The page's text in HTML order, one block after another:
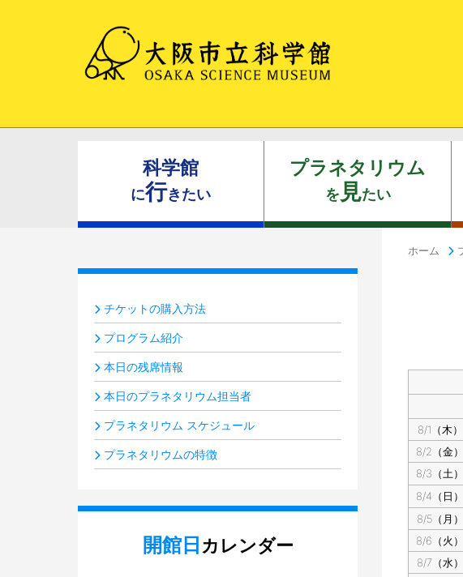
科学館
に行きたい
プラネタリウム
を 見たい
ホーム
8/1（木）
8/2（金）
8/3（土）
8/4（日）
8/5（月）
8/6（火）
8/7（水）
チケットの購入方法
プログラム紹介
本日の残席情報
本日のプラネタリウム担当者
プラネタリウム スケジュール
プラネタリウムの特徴
開館日 カレンダー